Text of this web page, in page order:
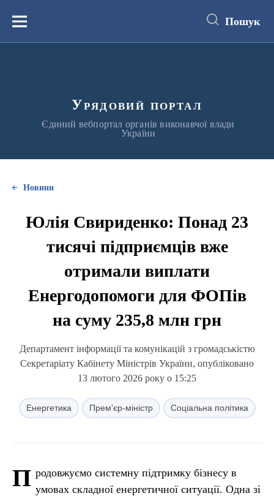
вмістуМеню Пошук
Урядовий портал
Єдиний вебпортал органів виконавчої влади
України
Новини
Юлія Свириденко: Понад 23
тисячі підприємців вже
отримали виплати
Енергодопомоги для ФОПів
на суму 235,8 млн грн
Департамент інформації та комунікацій з громадськістю
Секретаріату Кабінету Міністрів України, опубліковано
13 лютого 2026 року о 15:25
Енергетика Прем'єр-міністр Соціальна політика
П родовжуємо системну підтримку бізнесу в
умовах складної енергетичної ситуації. Одна зі